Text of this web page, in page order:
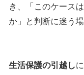
き、「このケース
か」と判断に迷う
生活保護の引越し